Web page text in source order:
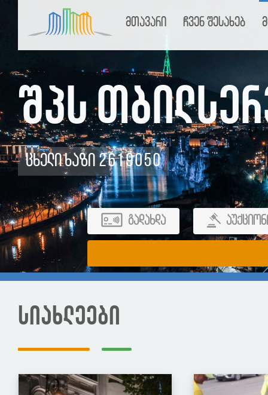
მთავარი ჩვენ შესახებ
შპს
ცხელი ხაზი 2619050
გადახდა
სიახლეები